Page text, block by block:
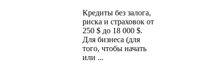
Кредиты без залога,
риска и страховок от
250 $ до 18 000 $.
Для бизнеса (для
того, чтобы начать
или ...